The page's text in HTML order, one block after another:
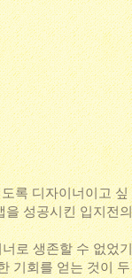
록 디자이너이고 싶
을 성공시킨 입지전의
로 생존할 수 없었기
기회를 얻는 것이 두